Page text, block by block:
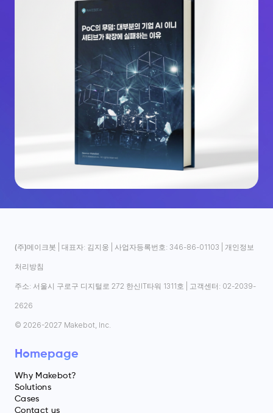
(주)메이크봇 | 대표자: 김지웅 | 사업자등록번호: 346-86-01103 | 개인정보
처리방침
주소: 서울시 구로구 디지털로 272 한신IT타워 1311호 | 고객센터: 02-2039-
2626
© 2026-2027 Makebot, Inc.
Homepage
Why Makebot?
Solutions
Cases
Contact us